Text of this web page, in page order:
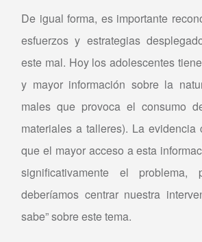
De igual forma, es importante
esfuerzos y estrategias
este mal. Hoy los adolescentes
y mayor información sobre la
males que provoca el consumo
materiales a talleres). La evidencia
que el mayor acceso a esta
significativamente el
deberíamos centrar nuestra
sabe” sobre este tema.